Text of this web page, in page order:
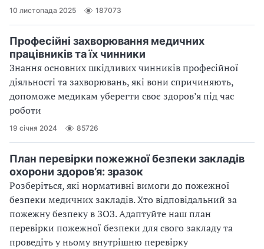
10 листопада 2025 187073
Професійні захворювання медичних
працівників та їх чинники
Знання основних шкідливих чинників професійної
діяльності та захворювань, які вони спричиняють,
допоможе медикам уберегти своє здоров’я під час
роботи
19 січня 2024 85726
План перевірки пожежної безпеки закладів
охорони здоров’я: зразок
Розберіться, які нормативні вимоги до пожежної
безпеки медичних закладів. Хто відповідальний за
пожежну безпеку в ЗОЗ. Адаптуйте наш план
перевірки пожежної безпеки для свого закладу та
проведіть у ньому внутрішню перевірку